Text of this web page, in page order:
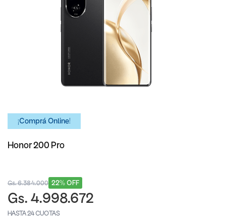
¡Comprá Online!
Honor 200 Pro
22% OFF
Gs. 6.384.000
Gs. 4.998.672
HASTA 24 CUOTAS